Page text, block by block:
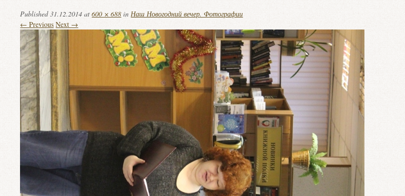
Published31.12.2014 at600 × 688 inНаш Новогодний вечер. Фотографии
← Previous Next →